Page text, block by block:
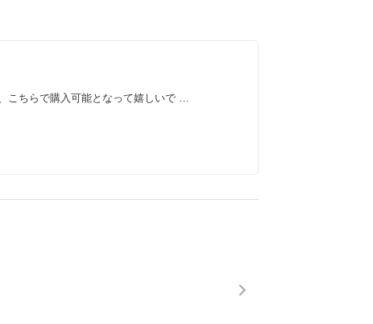
こちらで購入可能となって嬉しいで …